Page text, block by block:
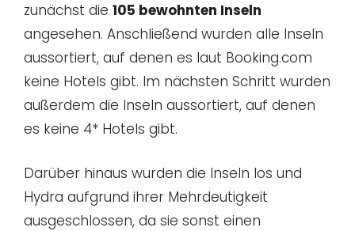
zunächst die 105 bewohnten Inseln
angesehen. Anschließend wurden alle Inseln
aussortiert, auf denen es laut Booking.com
keine Hotels gibt. Im nächsten Schritt wurden
außerdem die Inseln aussortiert, auf denen
es keine 4* Hotels gibt.
Darüber hinaus wurden die Inseln Ios und
Hydra aufgrund ihrer Mehrdeutigkeit
ausgeschlossen, da sie sonst einen